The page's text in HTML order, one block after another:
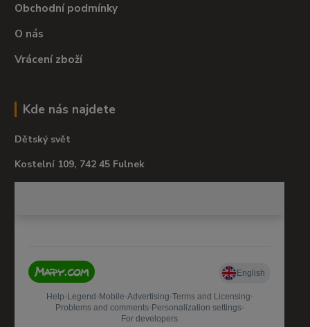
Obchodní podmínky
O nás
Vrácení zboží
Kde nás najdete
Dětský svět
Kostelní 109, 742 45 Fulnek